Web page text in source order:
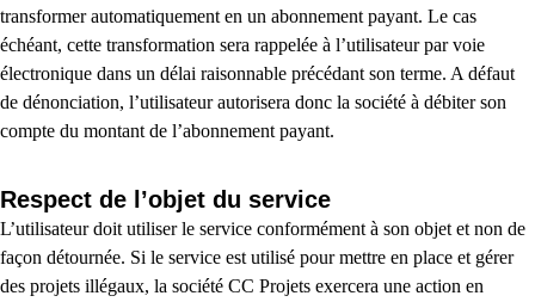
transformer automatiquement en un abonnement payant. Le cas
échéant, cette transformation sera rappelée à l’utilisateur par voie
électronique dans un délai raisonnable précédant son terme. A défaut
de dénonciation, l’utilisateur autorisera donc la société à débiter son
compte du montant de l’abonnement payant.
Respect de l’objet du service
L’utilisateur doit utiliser le service conformément à son objet et non de
façon détournée. Si le service est utilisé pour mettre en place et gérer
des projets illégaux, la société CC Projets exercera une action en